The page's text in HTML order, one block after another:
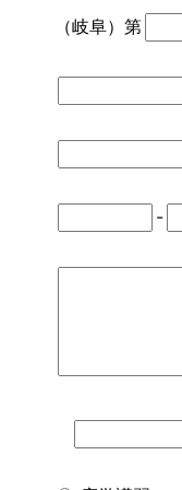
（岐阜）第
-